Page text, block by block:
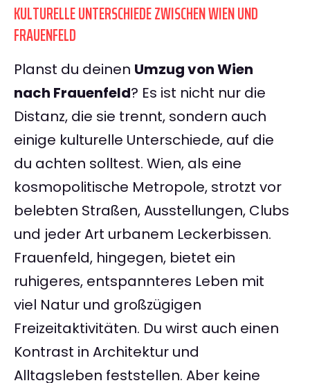
KULTURELLE UNTERSCHIEDE ZWISCHEN WIEN UND
FRAUENFELD
Planst du deinen Umzug von Wien
nach Frauenfeld? Es ist nicht nur die
Distanz, die sie trennt, sondern auch
einige kulturelle Unterschiede, auf die
du achten solltest. Wien, als eine
kosmopolitische Metropole, strotzt vor
belebten Straßen, Ausstellungen, Clubs
und jeder Art urbanem Leckerbissen.
Frauenfeld, hingegen, bietet ein
ruhigeres, entspannteres Leben mit
viel Natur und großzügigen
Freizeitaktivitäten. Du wirst auch einen
Kontrast in Architektur und
Alltagsleben feststellen. Aber keine